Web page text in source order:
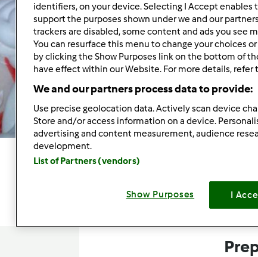
6
identifiers, on your device. Selecting I Accept
support the purposes shown under we and our
trackers are disabled, some content and ads you see
You can resurface this menu to change your choices
by clicking the Show Purposes link on the bottom of
have effect within our Website. For more details, refer
We and our partners process data to provide:
Use precise geolocation data. Actively scan device
Store and/or access information on a device.
advertising and content measurement, audience
development.
List of Partners (vendors)
Show Purposes I